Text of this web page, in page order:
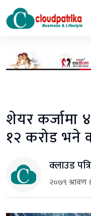
शेयर कर्जामा
१२ करोड भने
क्लाउड
२०७९ श्रावण